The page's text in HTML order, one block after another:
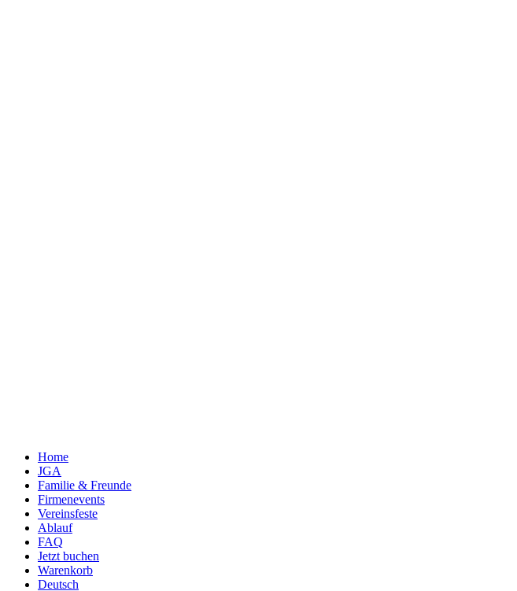
Home
JGA
Familie & Freunde
Fir­men­events
Ver­eins­feste
Ablauf
FAQ
Jetzt buchen
Warenkorb
Deutsch